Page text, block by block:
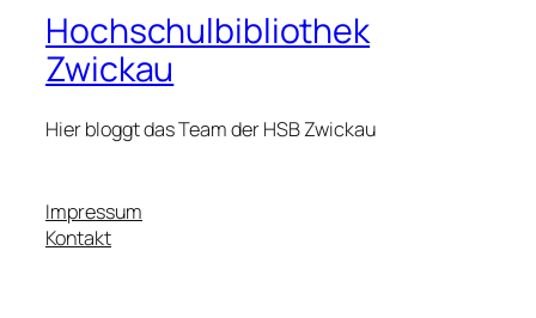
Hochschulbibliothek
Zwickau
Hier bloggt das Team der HSB Zwickau
Impressum
Kontakt